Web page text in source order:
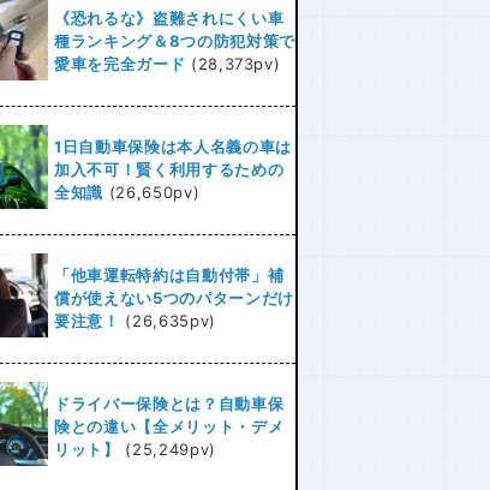
《恐れるな》盗難されにくい車
種ランキング＆8つの防犯対策で
愛車を完全ガード (28,373pv)
1日自動車保険は本人名義の車は
加入不可！賢く利用するための
全知識 (26,650pv)
「他車運転特約は自動付帯」補
償が使えない5つのパターンだけ
要注意！
(26,635pv)
ドライバー保険とは？自動車保
険との違い【全メリット・デメ
リット】
(25,249pv)